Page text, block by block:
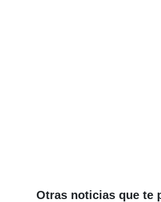
Otras noticias que te